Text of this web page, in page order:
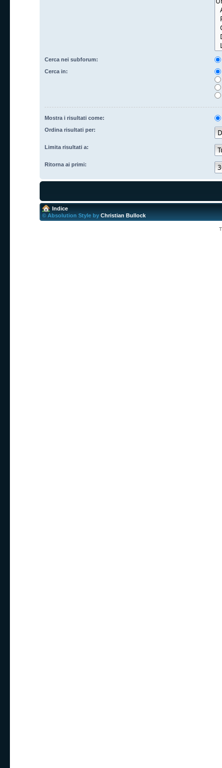
Cerca nei subforum:
Cerca in:
Mostra i risultati come:
Ordina risultati per:
Limita risultati a:
Ritorna ai primi:
Indice
© Absolution Style by Christian Bullock